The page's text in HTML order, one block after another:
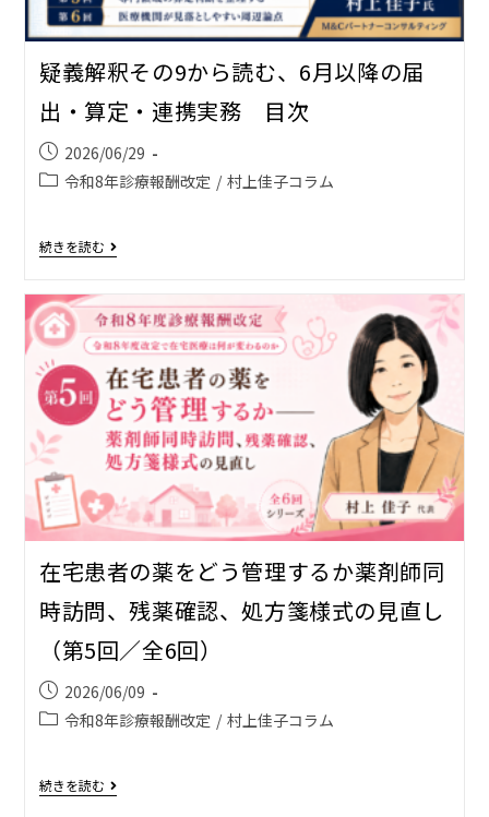
疑義解釈その9から読む、6月以降の届
出・算定・連携実務 目次
2026/06/29
令和8年診療報酬改定 / 村上佳子コラム
続きを読む
在宅患者の薬をどう管理するか――薬剤師同
時訪問、残薬確認、処方箋様式の見直し
（第5回／全6回）
2026/06/09
令和8年診療報酬改定 / 村上佳子コラム
続きを読む